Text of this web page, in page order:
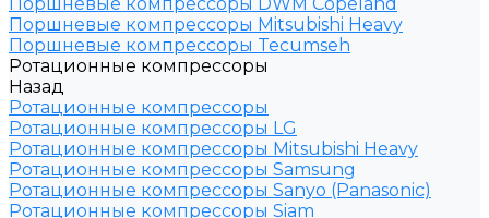
Поршневые компрессоры Mitsubishi Heavy
Поршневые компрессоры Tecumseh
Ротационные компрессоры
Назад
Ротационные компрессоры
Ротационные компрессоры LG
Ротационные компрессоры Mitsubishi Heavy
Ротационные компрессоры Samsung
Ротационные компрессоры Sanyo (Panasonic)
Ротационные компрессоры Siam